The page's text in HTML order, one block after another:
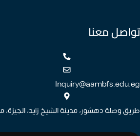
معنا
دهشور، مدينة الشيخ زايد، الجيزة، مصر